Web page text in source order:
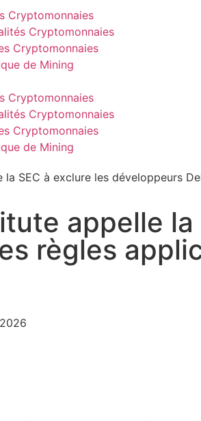
Cryptomonnaies
Cryptomonnaies
Cryptomonnaies
de Mining
Cryptomonnaies
Cryptomonnaies
Cryptomonnaies
de Mining
SEC à exclure les développeurs
appelle la
règles